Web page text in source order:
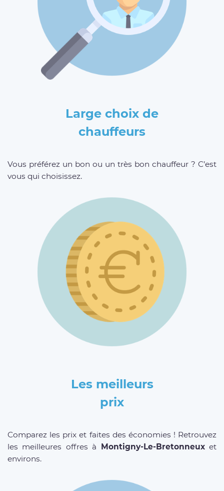
Large choix de
chauffeurs
Vous préférez un bon ou un très bon chauffeur ? C’est
vous qui choisissez.
Les meilleurs
prix
Comparez les prix et faites des économies ! Retrouvez
les meilleures offres à
Montigny-Le-Bretonneuxet
environs.